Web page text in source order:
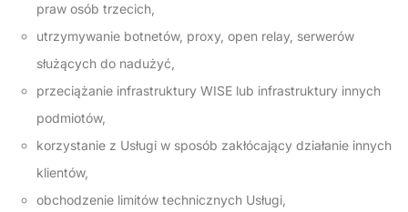
praw osób trzecich,
utrzymywanie botnetów, proxy, open relay, serwerów
służących do nadużyć,
przeciążanie infrastruktury WISE lub infrastruktury innych
podmiotów,
korzystanie z Usługi w sposób zakłócający działanie innych
klientów,
obchodzenie limitów technicznych Usługi,